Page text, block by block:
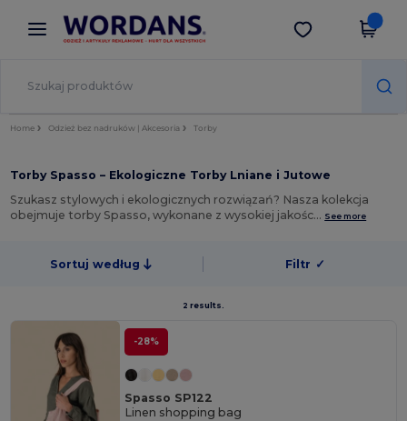
× Aplikacja Wordans
Lepsze ceny w aplikacji!
Pobierz app
Home Odzież bez nadruków | Akcesoria Torby
Torby Spasso – Ekologiczne Torby Lniane i Jutowe
Szukasz stylowych i ekologicznych rozwiązań? Nasza kolekcja
obejmuje torby Spasso, wykonane z wysokiej jakośc… See more
Sortuj według Filtr ✓
2 results.
-28%
Spasso SP122
Linen shopping bag